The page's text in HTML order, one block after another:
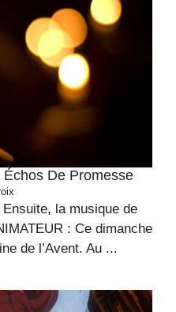
Échos De Promesse
la musique de
: Ce dimanche
de l’Avent. Au ...